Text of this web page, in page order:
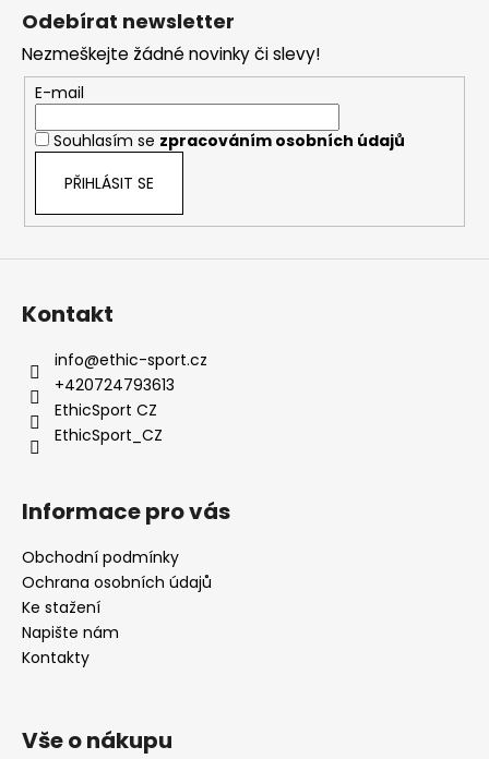
a
c
í
p
r
y
Odebírat newsletter
Nezmeškejte žádné novinky či slevy!
E-mail
Souhlasím se zpracováním osobních údajů
PŘIHLÁSIT SE
Kontakt
info@ethic-sport.cz
+420724793613
EthicSport CZ
EthicSport_CZ
Informace pro vás
Obchodní podmínky
Ochrana osobních údajů
Ke stažení
Napište nám
Kontakty
Vše o nákupu